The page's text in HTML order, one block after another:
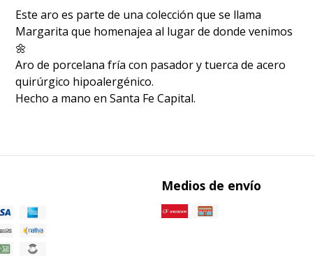
Este aro es parte de una colección que se llama
Margarita que homenajea al lugar de donde venimos
🌼
Aro de porcelana fría con pasador y tuerca de acero
quirúrgico hipoalergénico.
Hecho a mano en Santa Fe Capital.
Medios de envío